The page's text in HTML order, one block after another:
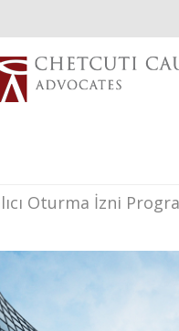
Kibis Kalici
Oturma İzni